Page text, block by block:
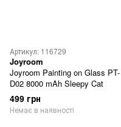
Артикул: 116729
Joyroom
Joyroom Painting on Glass PT-
D02 8000 mAh Sleepy Cat
499 грн
Немає в наявності